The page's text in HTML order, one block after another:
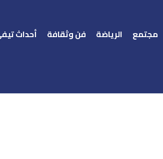
مجتمع الرياضة فن وثقافة أحداث